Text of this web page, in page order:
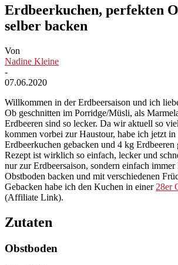
Erdbeerkuchen, perfekten
selber backen
Von
Nadine Kleine
-
07.06.2020
Willkommen in der Erdbeersaison und ich
Ob geschnitten im Porridge/Müsli, als
Erdbeeren sind so lecker. Da wir aktuell so
kommen vorbei zur Haustour, habe ich jetzt in
Erdbeerkuchen gebacken und 4 kg
Rezept ist wirklich so einfach, lecker und
nur zur Erdbeersaison, sondern einfach immer
Obstboden backen und mit verschiedenen
Gebacken habe ich den Kuchen in einer 28er
(Affiliate Link).
Zutaten
Obstboden